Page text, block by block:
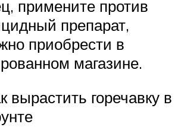
примените против
препарат,
приобрести в
магазине.
вырастить горечавку в